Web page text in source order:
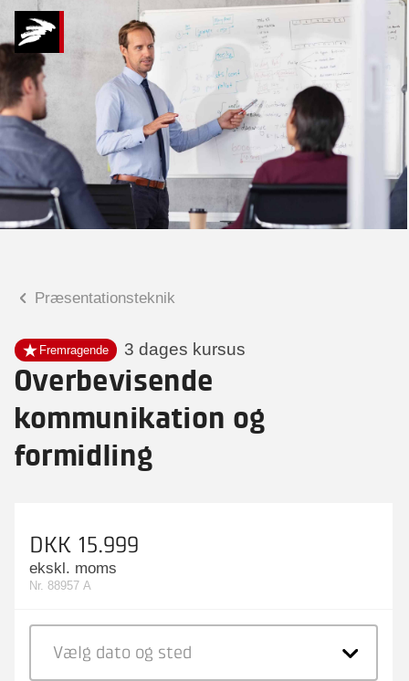
Præsentationsteknik
Fremragende 3 dages kursus
Overbevisende
kommunikation og
formidling
DKK 15.999
ekskl. moms
Nr. 88957 A
Vælg dato og sted
Praktiske spørgsmål
Spørgsmål til tilmelding, forplejning,
afholdelsessted m.m.
Linda Gertz
Hvad kan vi hjælpe
dig med?